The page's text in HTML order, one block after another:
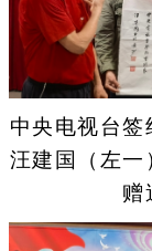
中央电视台
汪建国（左一
赠